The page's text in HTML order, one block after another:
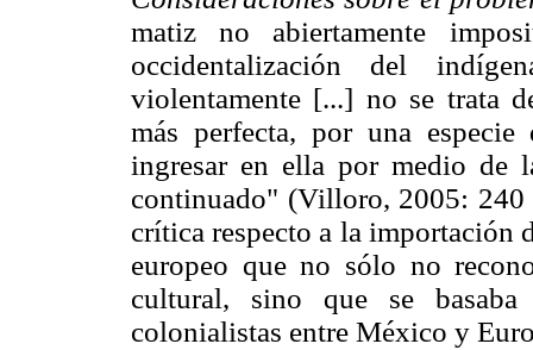
matiz no abiertamente
occidentalización del
violentamente [...] no se trata
más perfecta, por una
ingresar en ella por medio de
continuado" (Villoro, 2005:
crítica respecto a la importación
europeo que no sólo no
cultural, sino que se
colonialistas entre México y